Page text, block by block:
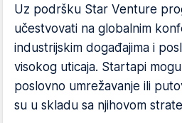
Uz podršku Star Venture
učestvovati na globalnim
industrijskim događajima i
visokog uticaja. Startapi
poslovno umrežavanje ili
su u skladu sa njihovom